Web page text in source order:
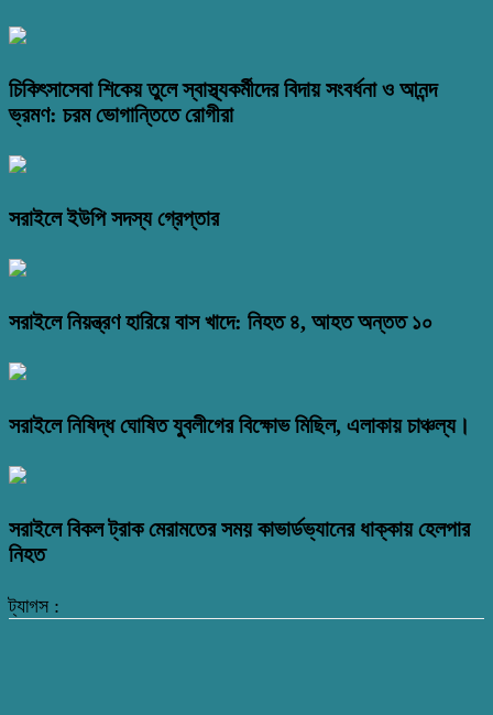
চিকিৎসাসেবা শিকেয় তুলে স্বাস্থ্যকর্মীদের বিদায় সংবর্ধনা ও আনন্দ
ভ্রমণ: চরম ভোগান্তিতে রোগীরা
সরাইলে ইউপি সদস্য গ্রেপ্তার
সরাইলে নিয়ন্ত্রণ হারিয়ে বাস খাদে: নিহত ৪, আহত অন্তত ১০
সরাইলে নিষিদ্ধ ঘোষিত যুবলীগের বিক্ষোভ মিছিল, এলাকায় চাঞ্চল্য।
সরাইলে বিকল ট্রাক মেরামতের সময় কাভার্ডভ্যানের ধাক্কায় হেলপার
নিহত
ট্যাগস :